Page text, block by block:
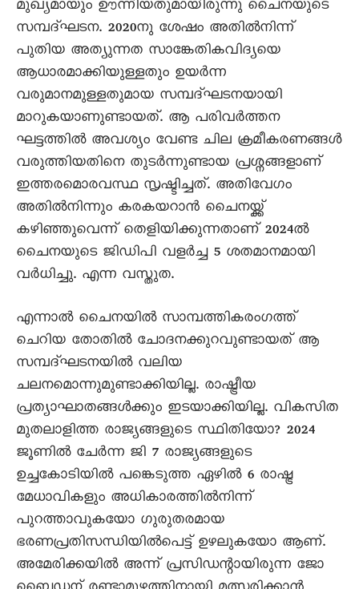
മുഖ്യമായും ഊന്നിയതുമായിരുന്നു ചെെനയുടെ
സമ്പദ്ഘടന. 2020നു ശേഷം അതിൽനിന്ന്
പുതിയ അത്യുന്നത സാങ്കേതികവിദ്യയെ
ആധാരമാക്കിയുള്ളതും ഉയർന്ന
വരുമാനമുള്ളതുമായ സമ്പദ്ഘടനയായി
മാറുകയാണുണ്ടായത്. ആ പരിവർത്തന
ഘട്ടത്തിൽ അവശ്യം വേണ്ട ചില ക്രമീകരണങ്ങൾ
വരുത്തിയതിനെ തുടർന്നുണ്ടായ പ്രശ്നങ്ങളാണ്
ഇത്തരമൊരവസ്ഥ സൃഷ്ടിച്ചത്. അതിവേഗം
അതിൽനിന്നും കരകയറാൻ ചെെനയ്ക്ക്
കഴിഞ്ഞുവെന്ന് തെളിയിക്കുന്നതാണ് 2024ൽ
ചെെനയുടെ ജിഡിപി വളർച്ച 5 ശതമാനമായി
വർധിച്ചു. എന്ന വസ്തുത.
എന്നാൽ ചെെനയിൽ സാമ്പത്തികരംഗത്ത്
ചെറിയ തോതിൽ ചോദനക്കുറവുണ്ടായത് ആ
സമ്പദ്ഘടനയിൽ വലിയ
ചലനമൊന്നുമുണ്ടാക്കിയില്ല. രാഷ്ട്രീയ
പ്രത്യാഘാതങ്ങൾക്കും ഇടയാക്കിയില്ല. വികസിത
മുതലാളിത്ത രാജ്യങ്ങളുടെ സ്ഥിതിയോ? 2024
ജൂണിൽ ചേർന്ന ജി 7 രാജ്യങ്ങളുടെ
ഉച്ചകോടിയിൽ പങ്കെടുത്ത ഏഴിൽ 6 രാഷ്ട്ര
മേധാവികളും അധികാരത്തിൽനിന്ന്
പുറത്താവുകയോ ഗുരുതരമായ
ഭരണപ്രതിസന്ധിയിൽപെട്ട് ഉഴലുകയോ ആണ്.
അമേരിക്കയിൽ അന്ന് പ്രസിഡന്റായിരുന്ന ജോ